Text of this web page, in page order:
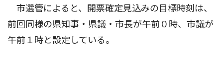
市選管によると、開票確定見込みの目標時刻は、
前回同様の県知事・県議・市長が午前０時、市議が
午前１時と設定している。